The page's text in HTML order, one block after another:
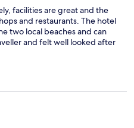
facilities are great and the
and restaurants. The hotel
two local beaches and can
and felt well looked after